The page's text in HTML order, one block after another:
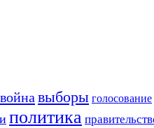
война выборы голосование
политика